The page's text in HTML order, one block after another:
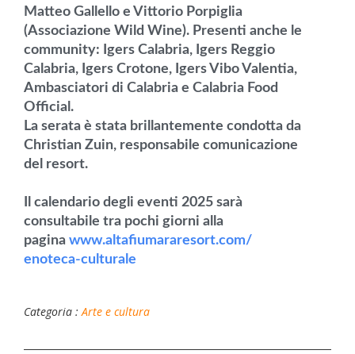
Matteo Gallello e Vittorio Porpiglia
(Associazione Wild Wine). Presenti anche le
community: Igers Calabria, Igers Reggio
Calabria, Igers Crotone, Igers Vibo Valentia,
Ambasciatori di Calabria e Calabria Food
Official.
La serata è stata brillantemente condotta da
Christian Zuin, responsabile comunicazione
del resort.
Il calendario degli eventi 2025 sarà
consultabile tra pochi giorni alla
pagina www.altafiumararesort.com/
enoteca-culturale
Categoria :Arte e cultura